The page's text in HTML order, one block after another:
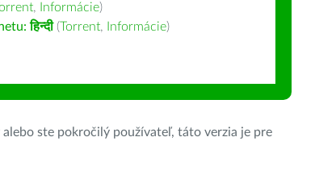
, Informácie)
हिन्दी (Torrent, Informácie)
ste pokročilý používateľ, táto verzia je pre